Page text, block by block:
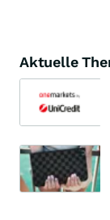
Aktuelle